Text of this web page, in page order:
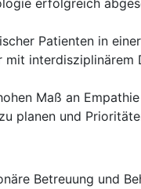
erfolgreich
Patienten in
interdisziplinärem
Maß an
planen und
Betreuung und